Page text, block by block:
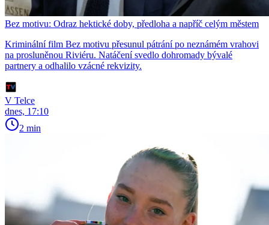
Bez motivu: Odraz hektické doby, předloha a napříč celým městem
Kriminální film Bez motivu přesunul pátrání po neznámém vrahovi
na prosluněnou Riviéru. Natáčení svedlo dohromady bývalé
partnery a odhalilo vzácné rekvizity.
V Telce
dnes, 17:10
2 min